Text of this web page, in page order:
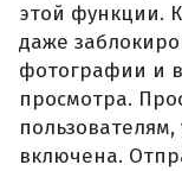
этой функции.
даже
фотографии и
просмотра.
включена.